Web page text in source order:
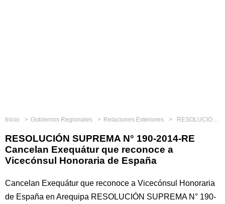
Inicio Gobiernos Regionales Relaciones Exteriores RESOLUCIÓN SUPREMA N° 190-2014-RE Cancelan Exequátur que reconoce a Vicecónsul Honoraria de España
RESOLUCIÓN SUPREMA N° 190-2014-RE
Cancelan Exequátur que reconoce a
Vicecónsul Honoraria de España
Cancelan Exequátur que reconoce a Vicecónsul Honoraria
de España en Arequipa RESOLUCIÓN SUPREMA N° 190-